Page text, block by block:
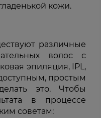
кожи.
различные
волос с
эпиляция, IPL,
простым
это. Чтобы
в процессе
советам: